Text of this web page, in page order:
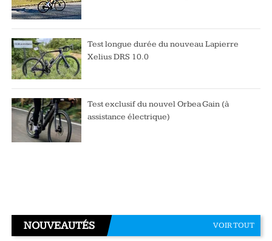
Test longue durée du nouveau Lapierre
Xelius DRS 10.0
Test exclusif du nouvel Orbea Gain (à
assistance électrique)
NOUVEAUTÉS VOIR TOUT